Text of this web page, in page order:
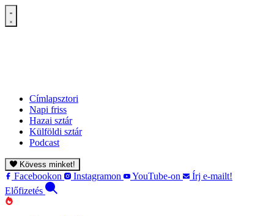
Címlapsztori
Napi friss
Hazai sztár
Külföldi sztár
Podcast
Kövess minket!
Facebookon Instagramon YouTube-on
Írj e-mailt!
Előfizetés